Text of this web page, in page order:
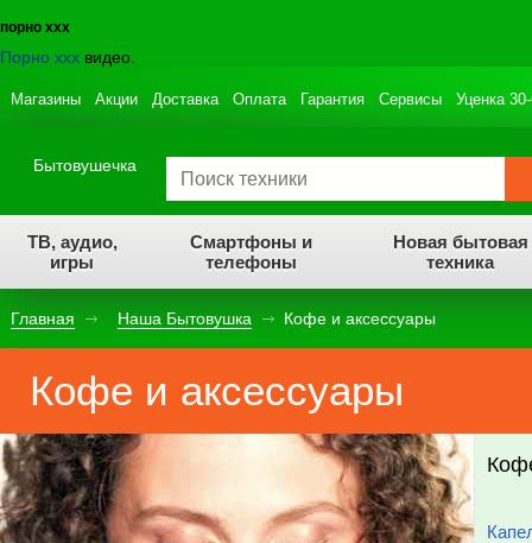
порно ххх
Порно ххх видео.
Магазины Акции Доставка Оплата Гарантия Сервисы Уценка
Бытовушечка
ТВ, аудио,
игры
Смартфоны и
телефоны
Новая бытовая
техника
Главная Наша Бытовушка Кофе и аксессуары
Кофе и аксессуары